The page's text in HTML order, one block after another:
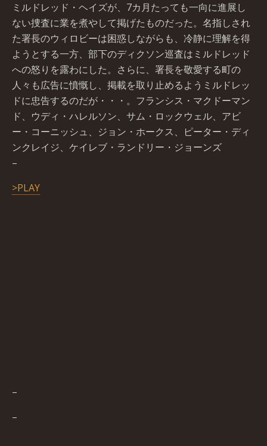
ミルドレッド・ヘイズが、7カ月たっても一向に進展し
ない捜査に業を煮やして掲げたものだった。名指しされ
た署長のウィロビーは困惑しながらも、冷静に理解を得
ようとする一方、部下のディクソン巡査はミルドレッド
への怒りを露わにした。さらに、署長を敬愛する町の
人々も広告に憤慨し、掲載を取り止めるようミルドレッ
ドに忠告するのだが・・・。フランシス・マクドーマン
ド、ウディ・ハレルソン、サム・ロックウェル、アビ
ー・コーニッシュ、ジョン・ホークス、ピーター・ディ
ンクレイジ、ケイレブ・ランドリー・ジョーンズ
–
>PLAY
–
–